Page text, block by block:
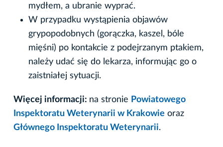
mydłem, a ubranie wyprać.
W przypadku wystąpienia objawów
grypopodobnych (gorączka, kaszel, bóle
mięśni) po kontakcie z podejrzanym ptakiem,
należy udać się do lekarza, informując go o
zaistniałej sytuacji.
Więcej informacji: na stronie Powiatowego
Inspektoratu Weterynarii w Krakowie oraz
Głównego Inspektoratu Weterynarii.